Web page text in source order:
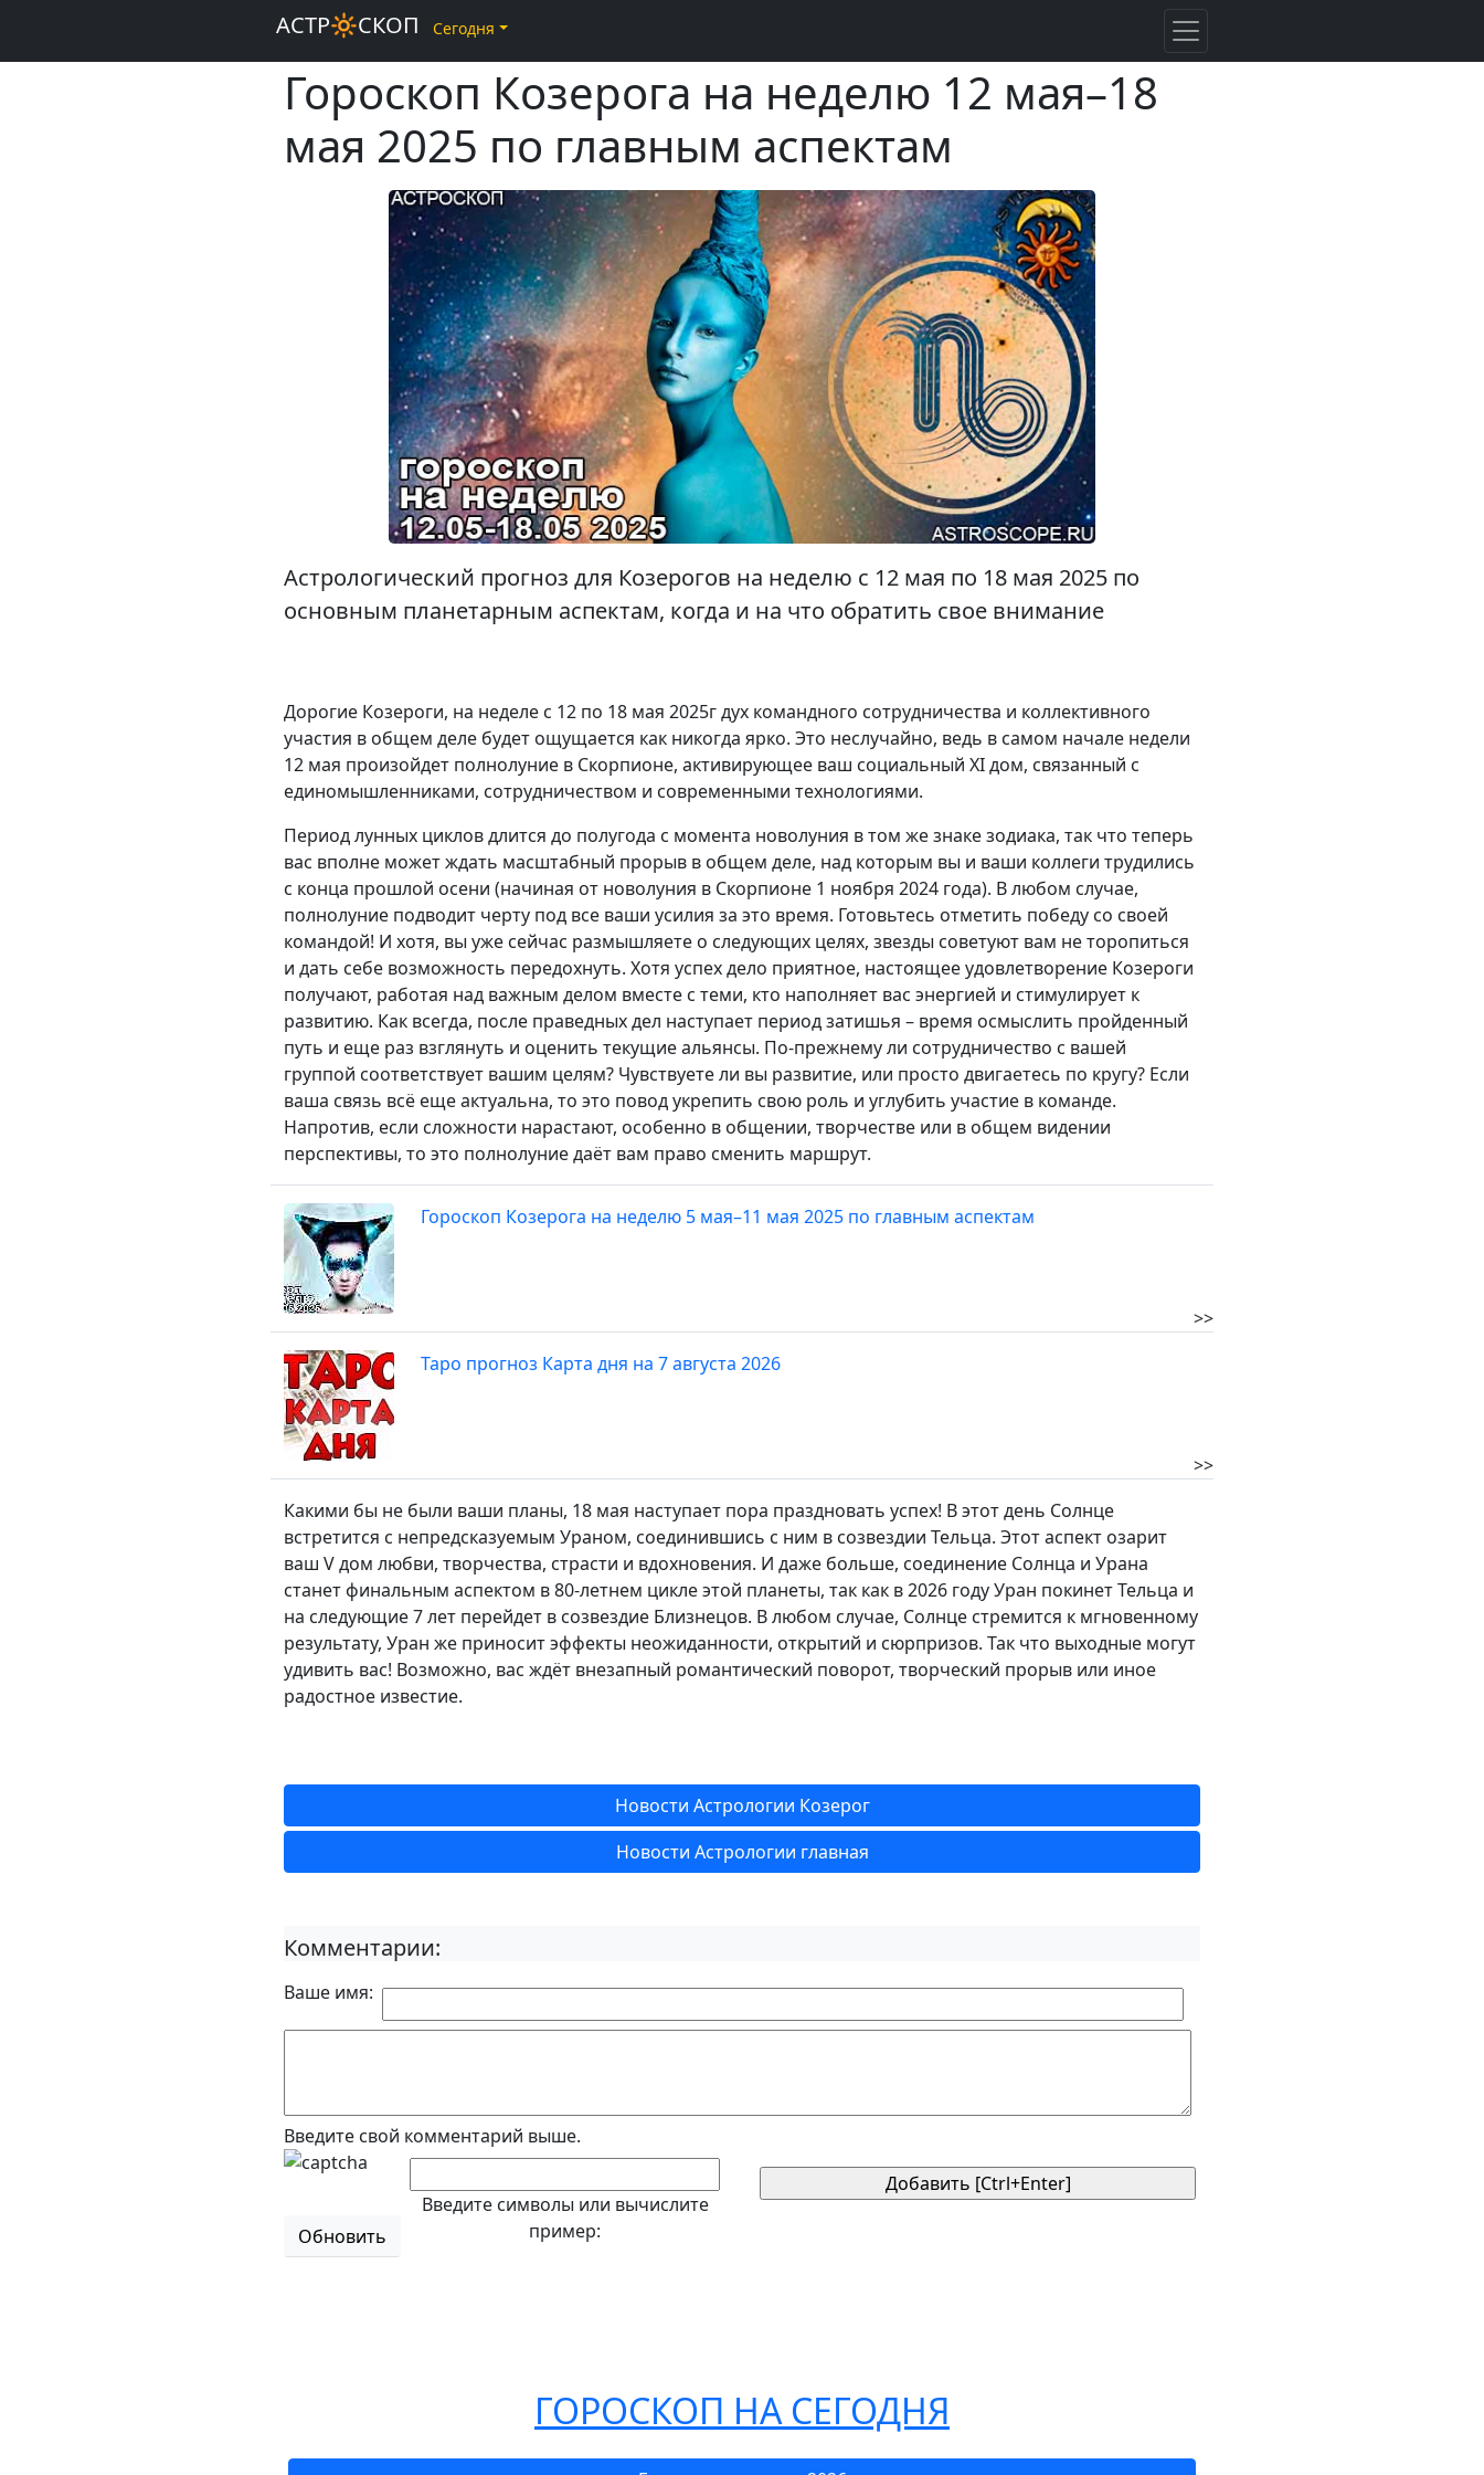
Гороскоп Козерога на неделю 12 мая–18
мая 2025 по главным аспектам
Астрологический прогноз для Козерогов на неделю с 12 мая по 18 мая 2025 по
основным планетарным аспектам, когда и на что обратить свое внимание
Дорогие Козероги, на неделе с 12 по 18 мая 2025г дух командного сотрудничества и коллективного
участия в общем деле будет ощущается как никогда ярко. Это неслучайно, ведь в самом начале недели
12 мая произойдет полнолуние в Скорпионе, активирующее ваш социальный XI дом, связанный с
единомышленниками, сотрудничеством и современными технологиями.
Период лунных циклов длится до полугода с момента новолуния в том же знаке зодиака, так что теперь
вас вполне может ждать масштабный прорыв в общем деле, над которым вы и ваши коллеги трудились
с конца прошлой осени (начиная от новолуния в Скорпионе 1 ноября 2024 года). В любом случае,
полнолуние подводит черту под все ваши усилия за это время. Готовьтесь отметить победу со своей
командой! И хотя, вы уже сейчас размышляете о следующих целях, звезды советуют вам не торопиться
и дать себе возможность передохнуть. Хотя успех дело приятное, настоящее удовлетворение Козероги
получают, работая над важным делом вместе с теми, кто наполняет вас энергией и стимулирует к
развитию. Как всегда, после праведных дел наступает период затишья – время осмыслить пройденный
путь и еще раз взглянуть и оценить текущие альянсы. По-прежнему ли сотрудничество с вашей
группой соответствует вашим целям? Чувствуете ли вы развитие, или просто двигаетесь по кругу? Если
ваша связь всё еще актуальна, то это повод укрепить свою роль и углубить участие в команде.
Напротив, если сложности нарастают, особенно в общении, творчестве или в общем видении
перспективы, то это полнолуние даёт вам право сменить маршрут.
Гороскоп Козерога на неделю 5 мая–11 мая 2025 по главным аспектам
>>
Таро прогноз Карта дня на 7 августа 2026
>>
Какими бы не были ваши планы, 18 мая наступает пора праздновать успех! В этот день Солнце
встретится с непредсказуемым Ураном, соединившись с ним в созвездии Тельца. Этот аспект озарит
ваш V дом любви, творчества, страсти и вдохновения. И даже больше, соединение Солнца и Урана
станет финальным аспектом в 80-летнем цикле этой планеты, так как в 2026 году Уран покинет Тельца и
на следующие 7 лет перейдет в созвездие Близнецов. В любом случае, Солнце стремится к мгновенному
результату, Уран же приносит эффекты неожиданности, открытий и сюрпризов. Так что выходные могут
удивить вас! Возможно, вас ждёт внезапный романтический поворот, творческий прорыв или иное
радостное известие.
Новости Астрологии Козерог
Новости Астрологии главная
Комментарии:
Ваше имя:
Введите свой комментарий выше.
Обновить
Введите символы или вычислите
пример:
ГОРОСКОП НА СЕГОДНЯ
АСТР🔆СКОП Сегодня